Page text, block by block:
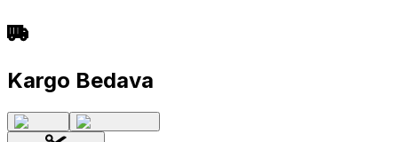
Kargo Bedava